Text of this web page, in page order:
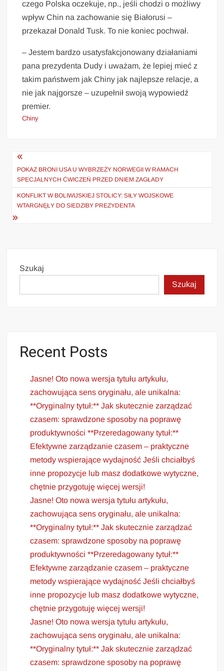
czego Polska oczekuje, np., jeśli chodzi o możliwy
wpływ Chin na zachowanie się Białorusi –
przekazał Donald Tusk. To nie koniec pochwał.
– Jestem bardzo usatysfakcjonowany działaniami
pana prezydenta Dudy i uważam, że lepiej mieć z
takim państwem jak Chiny jak najlepsze relacje, a
nie jak najgorsze – uzupełnił swoją wypowiedź
premier.
Chiny
Nawigacja
wpisu
POKAZ BRONI USA U WYBRZEŻY NORWEGII W RAMACH
SPECJALNYCH ĆWICZEŃ PRZED DNIEM ZAGŁADY
KONFLIKT W BOLIWIJSKIEJ STOLICY: SIŁY WOJSKOWE
WTARGNĘŁY DO SIEDZIBY PREZYDENTA
Szukaj
Szukaj
Recent Posts
Jasne! Oto nowa wersja tytułu artykułu,
zachowująca sens oryginału, ale unikalna:
**Oryginalny tytuł:** Jak skutecznie zarządzać
czasem: sprawdzone sposoby na poprawę
produktywności **Przeredagowany tytuł:**
Efektywne zarządzanie czasem – praktyczne
metody wspierające wydajność Jeśli chciałbyś
inne propozycje lub masz dodatkowe wytyczne,
chętnie przygotuję więcej wersji!
Jasne! Oto nowa wersja tytułu artykułu,
zachowująca sens oryginału, ale unikalna:
**Oryginalny tytuł:** Jak skutecznie zarządzać
czasem: sprawdzone sposoby na poprawę
produktywności **Przeredagowany tytuł:**
Efektywne zarządzanie czasem – praktyczne
metody wspierające wydajność Jeśli chciałbyś
inne propozycje lub masz dodatkowe wytyczne,
chętnie przygotuję więcej wersji!
Jasne! Oto nowa wersja tytułu artykułu,
zachowująca sens oryginału, ale unikalna:
**Oryginalny tytuł:** Jak skutecznie zarządzać
czasem: sprawdzone sposoby na poprawę